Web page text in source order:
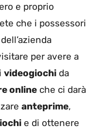
e proprio
che i possessori
dell’azienda
per avere a
videogiochi da
online che ci darà
anteprime,
e di ottenere